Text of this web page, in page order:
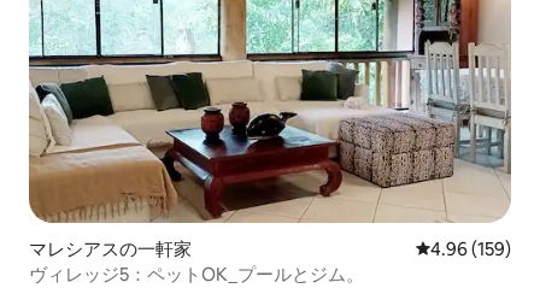
マレシアスの一軒家 レビュー159
4.96 (159)
ヴィレッジ5：ペットOK_プールとジム。